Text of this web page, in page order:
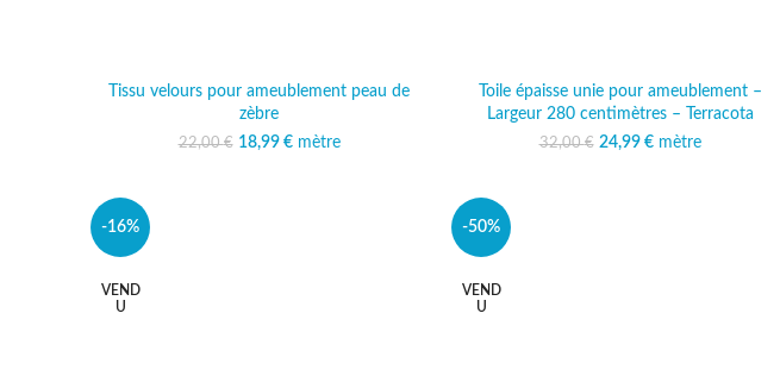
Tissu velours pour ameublement peau de
zèbre
22,00€
Le prix initial était :
18,99 € Le prix actuel est :
mètre
Toile épaisse unie pour ameublement –
Largeur 280 centimètres – Terracota
32,00€
Le prix initial était :
24,99 € Le prix actuel est :
mètre
-16%
VEND
U
-50%
VEND
U